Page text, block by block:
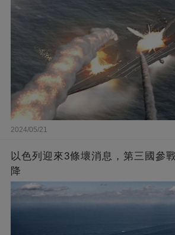
2024/05/21
以色列迎來3條壞消息，第三國參
降